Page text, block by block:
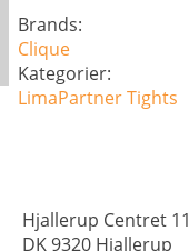
antal
Brands:
Clique
Kategorier:
LimaPartnerTights
Hjallerup Centret 11
DK 9320 Hjallerup